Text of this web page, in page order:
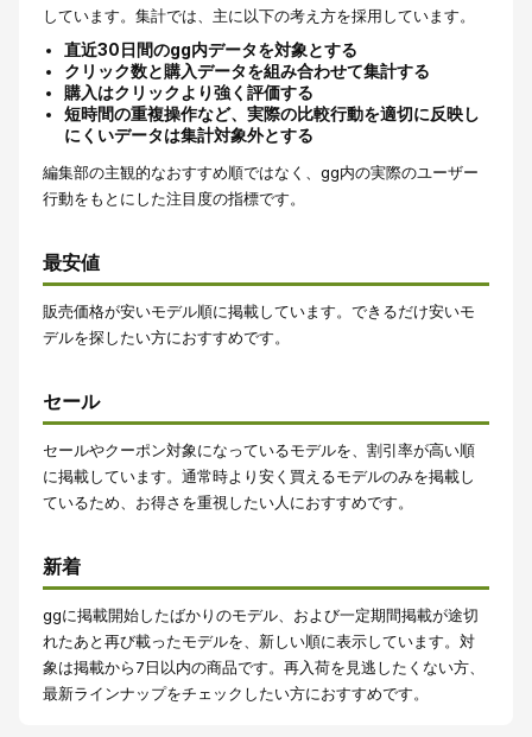
しています。集計では、主に以下の考え方を採用しています。
直近30日間のgg内データを対象とする
クリック数と購入データを組み合わせて集計する
購入はクリックより強く評価する
短時間の重複操作など、実際の比較行動を適切に反映し
にくいデータは集計対象外とする
編集部の主観的なおすすめ順ではなく、gg内の実際のユーザー
行動をもとにした注目度の指標です。
最安値
販売価格が安いモデル順に掲載しています。できるだけ安いモ
デルを探したい方におすすめです。
セール
セールやクーポン対象になっているモデルを、割引率が高い順
に掲載しています。通常時より安く買えるモデルのみを掲載し
ているため、お得さを重視したい人におすすめです。
新着
ggに掲載開始したばかりのモデル、および一定期間掲載が途切
れたあと再び載ったモデルを、新しい順に表示しています。対
象は掲載から7日以内の商品です。再入荷を見逃したくない方、
最新ラインナップをチェックしたい方におすすめです。